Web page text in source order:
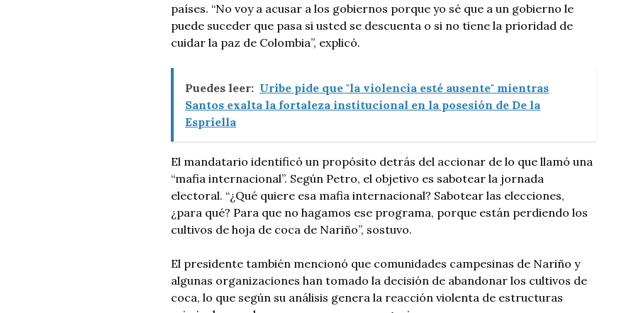
países. “No voy a acusar a los gobiernos porque yo sé que a un gobierno le
puede suceder que pasa si usted se descuenta o si no tiene la prioridad de
cuidar la paz de Colombia”, explicó.
Puedes leer: Uribe pide que "la violencia esté ausente" mientras
Santos exalta la fortaleza institucional en la posesión de De la
Espriella
El mandatario identificó un propósito detrás del accionar de lo que llamó una
“mafia internacional”. Según Petro, el objetivo es sabotear la jornada
electoral. “¿Qué quiere esa mafia internacional? Sabotear las elecciones,
¿para qué? Para que no hagamos ese programa, porque están perdiendo los
cultivos de hoja de coca de Nariño”, sostuvo.
El presidente también mencionó que comunidades campesinas de Nariño y
algunas organizaciones han tomado la decisión de abandonar los cultivos de
coca, lo que según su análisis genera la reacción violenta de estructuras